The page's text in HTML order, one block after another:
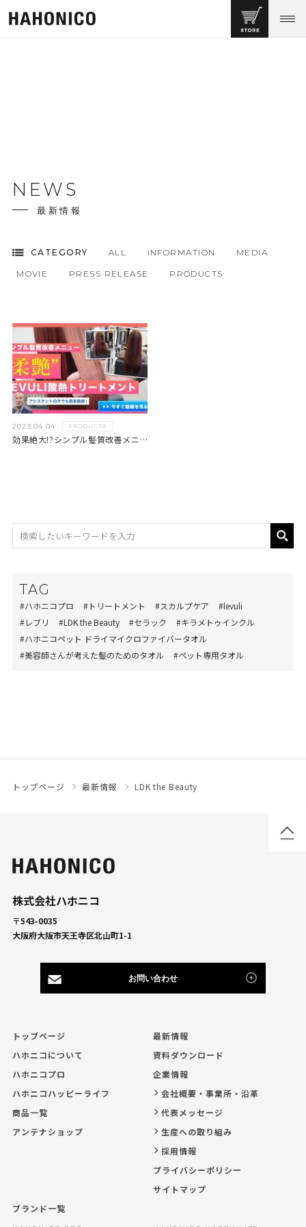
NEWS
最新情報
CATEGORY ALL INFORMATION MEDIA
MOVIE PRESS RELEASE PRODUCTS
2023.04.04 PRODUCTS
効果絶大!?シンプル髪質改善メニュー。柔艶「LEVULI」 酸熱トリートメント
TAG
#ハホニコプロ #トリートメント #スカルプケア
#levuli
#レブリ
#LDK the Beauty #セラック
#キラメトゥインクル
#ハホニコペット ドライマイクロファイバータオル
#美容師さんが考えた髪のためのタオル
#ペット専用タオル
トップページ 最新情報 LDK the Beauty
株式会社ハホニコ
〒543-0035
大阪府大阪市天王寺区北山町1-1
お問い合わせ
トップページ
ハホニコについて
ハホニコプロ
ハホニコハッピーライフ
商品一覧
アンテナショップ
ブランド一覧
最新情報
資料ダウンロード
企業情報
会社概要・事業所・沿革
代表メッセージ
生産への取り組み
採用情報
プライバシーポリシー
サイトマップ